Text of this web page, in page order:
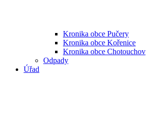
Kronika obce Pučery
Kronika obce Kořenice
Kronika obce Chotouchov
Odpady
Úřad